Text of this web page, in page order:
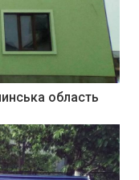
область